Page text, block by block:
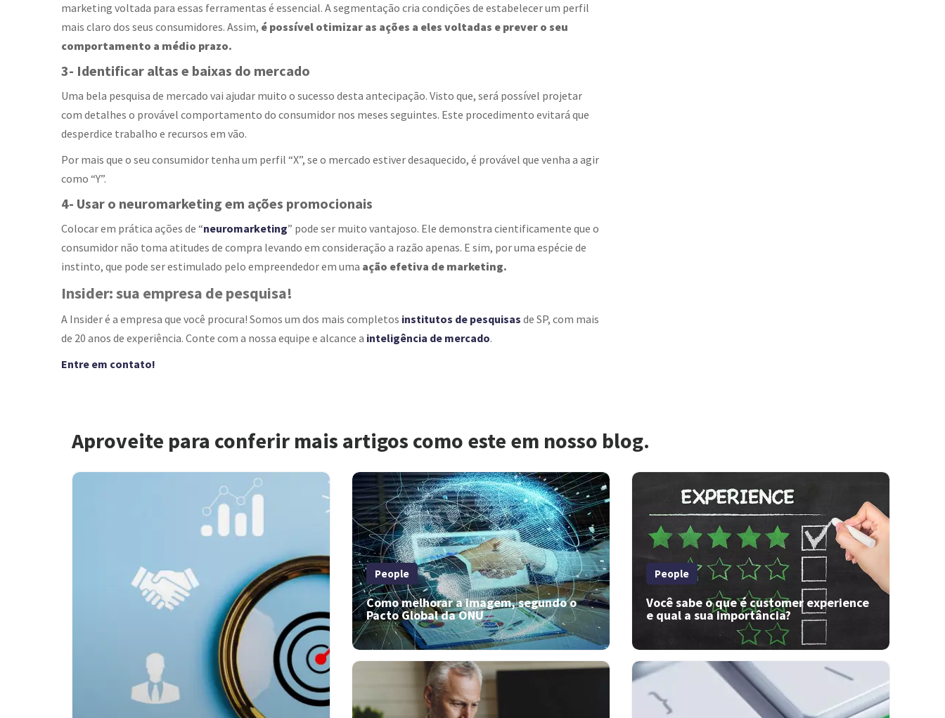
marketing voltada para essas ferramentas é essencial. A segmentação cria condições de estabelecer um perfil
mais claro dos seus consumidores. Assim, é possível otimizar as ações a eles voltadas e prever o seu
comportamento a médio prazo.
3- Identificar altas e baixas do mercado
Uma bela pesquisa de mercado vai ajudar muito o sucesso desta antecipação. Visto que, será possível projetar
com detalhes o provável comportamento do consumidor nos meses seguintes. Este procedimento evitará que
desperdice trabalho e recursos em vão.
Por mais que o seu consumidor tenha um perfil “X”, se o mercado estiver desaquecido, é provável que venha a agir
como “Y”.
4- Usar o neuromarketing em ações promocionais
Colocar em prática ações de “neuromarketing” pode ser muito vantajoso. Ele demonstra cientificamente que o
consumidor não toma atitudes de compra levando em consideração a razão apenas. E sim, por uma espécie de
instinto, que pode ser estimulado pelo empreendedor em uma ação efetiva de marketing.
Insider: sua empresa de pesquisa!
A Insider é a empresa que você procura! Somos um dos mais completos institutos de pesquisas de SP, com mais
de 20 anos de experiência. Conte com a nossa equipe e alcance a inteligência de mercado.
Entre em contato!
Aproveite para conferir mais artigos como este em nosso blog.
People
Como melhorar a imagem, segundo o
Pacto Global da ONU
People
Você sabe o que é customer experience
e qual a sua importância?